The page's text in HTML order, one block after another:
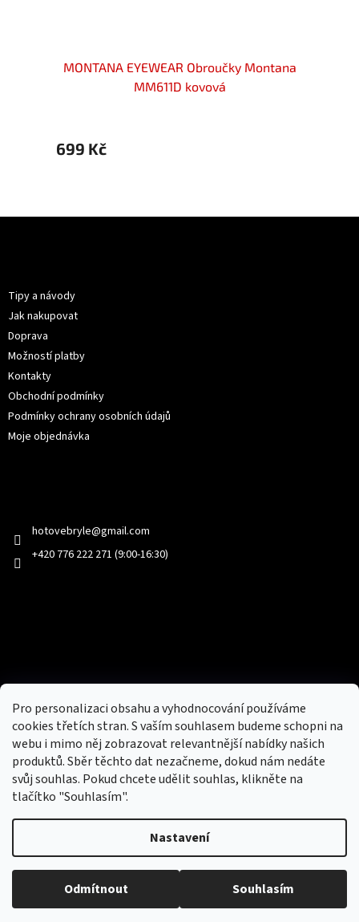
Pro personalizaci obsahu a vyhodnocování používáme
cookies třetích stran. S vaším souhlasem budeme schopni na
webu i mimo něj zobrazovat relevantnější nabídky našich
produktů. Sběr těchto dat nezačneme, dokud nám nedáte
svůj souhlas. Pokud chcete udělit souhlas, klikněte na
tlačítko "Souhlasím".
Nastavení
Odmítnout Souhlasím
MONTANA EYEWEAR Obroučky Montana
MM611D kovová
699 Kč
Tipy a návody
Jak nakupovat
Doprava
Možností platby
Kontakty
Obchodní podmínky
Podmínky ochrany osobních údajů
Moje objednávka
hotovebryle@gmail.com
+420 776 222 271 (9:00-16:30)
Nový obchod s batohy, cestovními zavazadly, tašky a peněženky
Copyright 2026hotovebryle.cz
. Všechna práva